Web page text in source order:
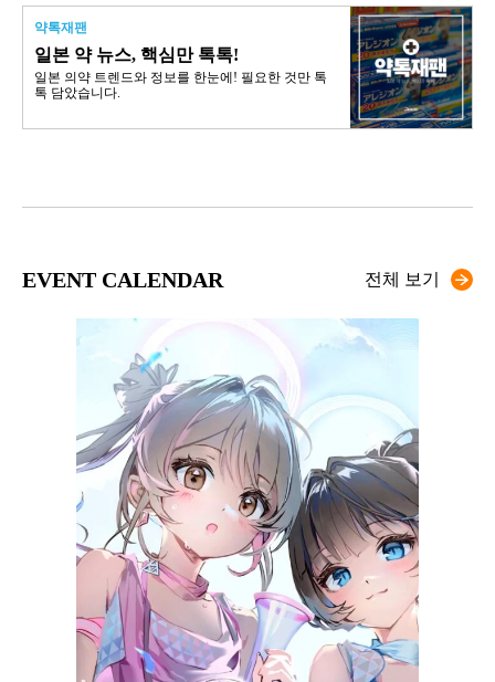
약톡재팬
일본 약 뉴스, 핵심만 톡톡!
일본 의약 트렌드와 정보를 한눈에! 필요한 것만 톡
톡 담았습니다.
EVENT CALENDAR 전체 보기